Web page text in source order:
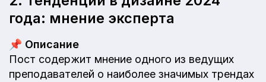
года: мнение эксперта
📌 Описание
Пост содержит мнение одного из ведущих
преподавателей о наиболее значимых трендах